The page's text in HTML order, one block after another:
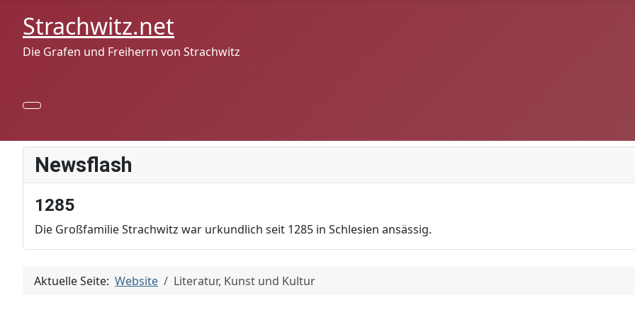
Strachwitz.net
Die Grafen und Freiherrn von Strachwitz
Newsflash
1285
Die Großfamilie Strachwitz war urkundlich seit 1285 in Schlesien ansässig.
Aktuelle Seite: Website Literatur, Kunst und Kultur